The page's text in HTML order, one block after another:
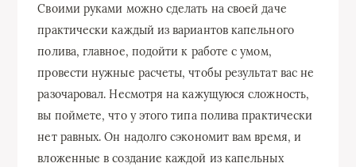
Своими руками можно сделать на своей даче
практически каждый из вариантов капельного
полива, главное, подойти к работе с умом,
провести нужные расчеты, чтобы результат вас не
разочаровал. Несмотря на кажущуюся сложность,
вы поймете, что у этого типа полива практически
нет равных. Он надолго сэкономит вам время, и
вложенные в создание каждой из капельных